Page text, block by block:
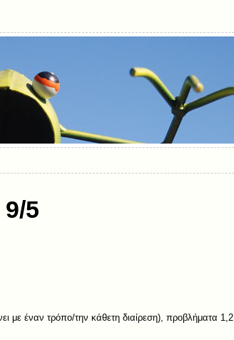
5
με έναν τρόπο/την κάθετη διαίρεση), προβλήματα 1,2